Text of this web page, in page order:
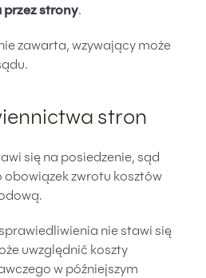
przez strony.
zawarta, wzywający może
stron
się na posiedzenie, sąd
obowiązek zwrotu kosztów
nie stawi się
uwzględnić koszty
w późniejszym